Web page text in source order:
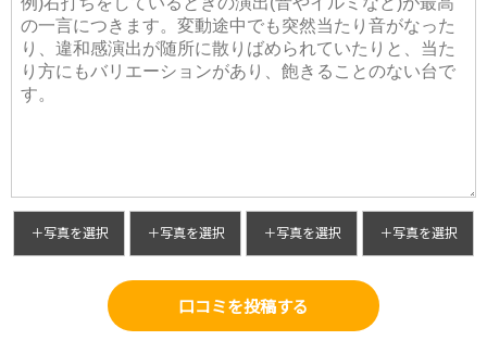
＋写真を選択 ＋写真を選択 ＋写真を選択 ＋写真を選択
口コミを投稿する